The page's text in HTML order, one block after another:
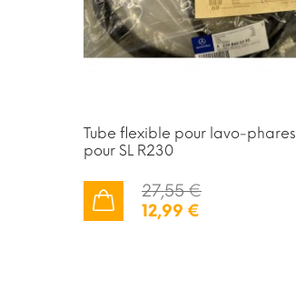
Tube flexible pour lavo-phares
pour SL R230
27,55 €
12,99 €